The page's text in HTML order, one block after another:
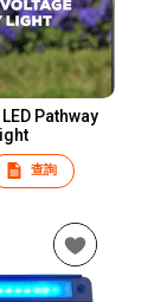
Pathway
查詢